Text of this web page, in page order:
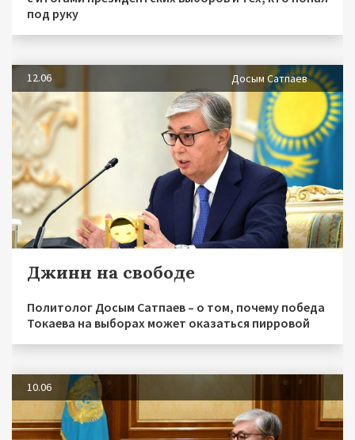
под руку
12.06 Досым Сатпаев
Джинн на свободе
Политолог Досым Сатпаев – о том, почему победа
Токаева на выборах может оказаться пирровой
10.06